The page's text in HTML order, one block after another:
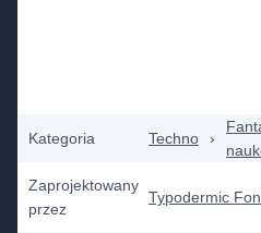
Kategoria Techno ›
Zaprojektowany
przez
Typodermic